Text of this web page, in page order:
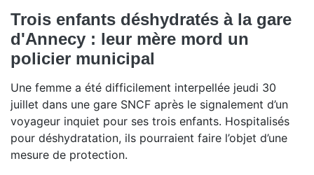
Trois enfants déshydratés à la gare
d'Annecy : leur mère mord un
policier municipal
Une femme a été difficilement interpellée jeudi 30
juillet dans une gare SNCF après le signalement d’un
voyageur inquiet pour ses trois enfants. Hospitalisés
pour déshydratation, ils pourraient faire l’objet d’une
mesure de protection.